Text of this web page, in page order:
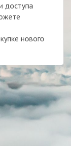
доступа
нового